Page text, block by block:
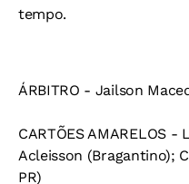
tempo.
ÁRBITRO - Jailson
CARTÕES AMARELOS
Acleisson (Bragantino);
PR)